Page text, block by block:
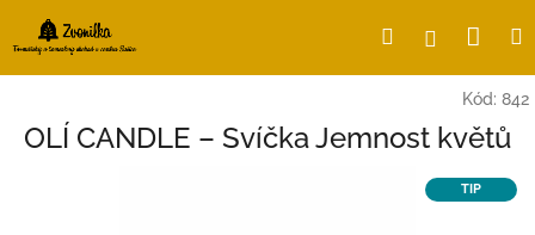
obsah
HledatPřihlášení
Kód: 842
OLÍ CANDLE – Svíčka Jemnost květů
TIP